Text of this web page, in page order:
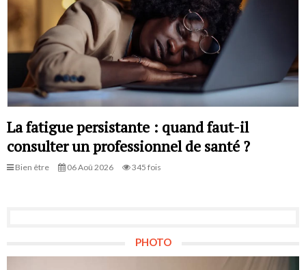
La fatigue persistante : quand faut-il
consulter un professionnel de santé ?
Bien être 06 Aoû 2026 345 fois
PHOTO